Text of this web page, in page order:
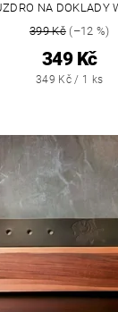
NA DOKLADY
399 Kč(–12 %)
349 Kč
349 Kč / 1 ks